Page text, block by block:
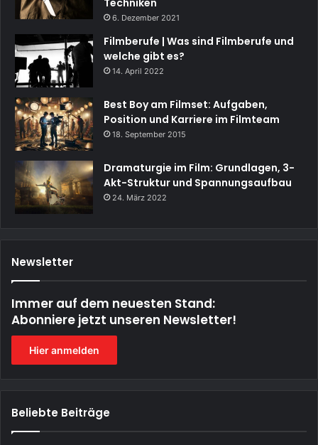
Techniken
6. Dezember 2021
Filmberufe | Was sind Filmberufe und
welche gibt es?
14. April 2022
Best Boy am Filmset: Aufgaben,
Position und Karriere im Filmteam
18. September 2015
Dramaturgie im Film: Grundlagen, 3-
Akt-Struktur und Spannungsaufbau
24. März 2022
Newsletter
Immer auf dem neuesten Stand:
Abonniere jetzt unseren Newsletter!
Hier anmelden
Beliebte Beiträge